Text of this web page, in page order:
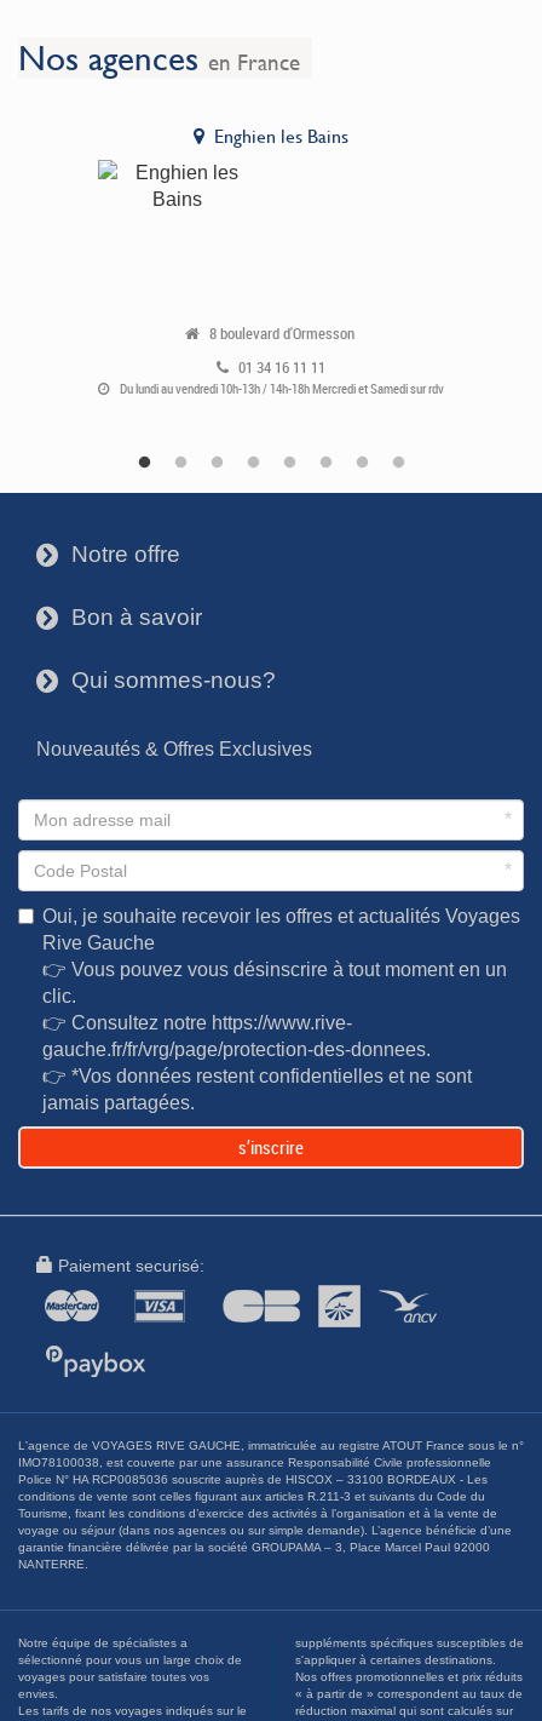
Nos agences en France
Enghien les Bains
8 boulevard d'Ormesson
01 34 16 11 11
Du lundi au vendredi 10h-13h / 14h-18h Mercredi et Samedi sur rdv
3 Notre offre
3 Bon à savoir
3 Qui sommes-nous?
Nouveautés & Offres Exclusives
*
*
Oui, je souhaite recevoir les offres et actualités Voyages
Rive Gauche
👉 Vous pouvez vous désinscrire à tout moment en un
clic.
👉 Consultez notre https://www.rive-
gauche.fr/fr/vrg/page/protection-des-donnees.
👉 *Vos données restent confidentielles et ne sont
jamais partagées.
s’inscrire
Paiement securisé:
L'agence de VOYAGES RIVE GAUCHE, immatriculée au registre ATOUT France sous le n°
IMO78100038, est couverte par une assurance Responsabilité Civile professionnelle
Police N° HA RCP0085036 souscrite auprès de HISCOX – 33100 BORDEAUX - Les
conditions de vente sont celles figurant aux articles R.211-3 et suivants du Code du
Tourisme, fixant les conditions d’exercice des activités à l’organisation et à la vente de
voyage ou séjour (dans nos agences ou sur simple demande). L’agence bénéficie d’une
garantie financière délivrée par la société GROUPAMA – 3, Place Marcel Paul 92000
NANTERRE.
Notre équipe de spécialistes a
sélectionné pour vous un large choix de
voyages pour satisfaire toutes vos
envies.
Les tarifs de nos voyages indiqués sur le
suppléments spécifiques susceptibles de
s'appliquer à certaines destinations.
Nos offres promotionnelles et prix réduits
« à partir de » correspondent au taux de
réduction maximal qui sont calculés sur